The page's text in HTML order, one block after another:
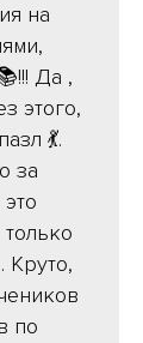
на
Да ,
этого,
💃.
за
Круто,
по